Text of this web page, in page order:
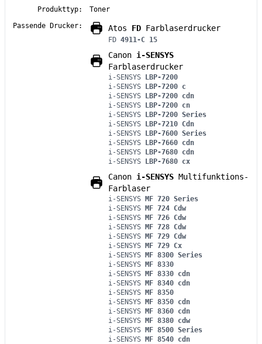
Produkttyp:
Toner
Passende Drucker:
Atos FD Farblaserdrucker
FD 4911-C 15
Canon i-SENSYS
Farblaserdrucker
i-SENSYS LBP-7200
i-SENSYS LBP-7200 c
i-SENSYS LBP-7200 cdn
i-SENSYS LBP-7200 cn
i-SENSYS LBP-7200 Series
i-SENSYS LBP-7210 Cdn
i-SENSYS LBP-7600 Series
i-SENSYS LBP-7660 cdn
i-SENSYS LBP-7680 cdn
i-SENSYS LBP-7680 cx
Canon i-SENSYS Multifunktions-
Farblaser
i-SENSYS MF 720 Series
i-SENSYS MF 724 Cdw
i-SENSYS MF 726 Cdw
i-SENSYS MF 728 Cdw
i-SENSYS MF 729 Cdw
i-SENSYS MF 729 Cx
i-SENSYS MF 8300 Series
i-SENSYS MF 8330
i-SENSYS MF 8330 cdn
i-SENSYS MF 8340 cdn
i-SENSYS MF 8350
i-SENSYS MF 8350 cdn
i-SENSYS MF 8360 cdn
i-SENSYS MF 8380 cdw
i-SENSYS MF 8500 Series
i-SENSYS MF 8540 cdn